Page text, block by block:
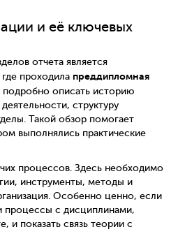
и её ключевых
отчета является
проходила преддипломная
подробно описать историю
структуру
Такой обзор помогает
выполнялись практические
процессов. Здесь необходимо
инструменты, методы и
Особенно ценно, если
процессы с дисциплинами,
и показать связь теории с